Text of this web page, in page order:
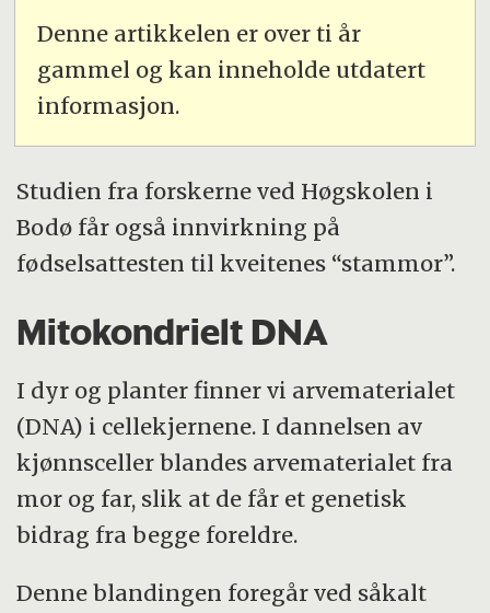
Denne artikkelen er over ti år
gammel og kan inneholde utdatert
informasjon.
Studien fra forskerne ved Høgskolen i
Bodø får også innvirkning på
fødselsattesten til kveitenes “stammor”.
Mitokondrielt DNA
I dyr og planter finner vi arvematerialet
(DNA) i cellekjernene. I dannelsen av
kjønnsceller blandes arvematerialet fra
mor og far, slik at de får et genetisk
bidrag fra begge foreldre.
Denne blandingen foregår ved såkalt